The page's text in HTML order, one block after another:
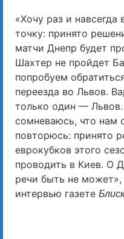
«Хочу раз и навсегда
точку: принято
матчи Днепр будет
Шахтер не пройдет
попробуем
переезда во Львов.
только один —
сомневаюсь, что нам
повторюсь: принято
еврокубков этого
проводить в Киев. О
речи быть не
интервью газете